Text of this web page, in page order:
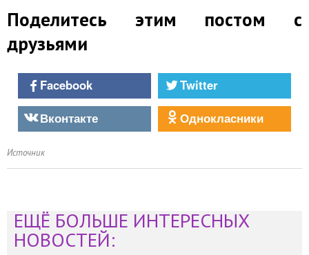
Поделитесь этим постом с
друзьями
Facebook
Twitter
Вконтакте
Однокласники
Источник
ЕЩЁ БОЛЬШЕ ИНТЕРЕСНЫХ
НОВОСТЕЙ: